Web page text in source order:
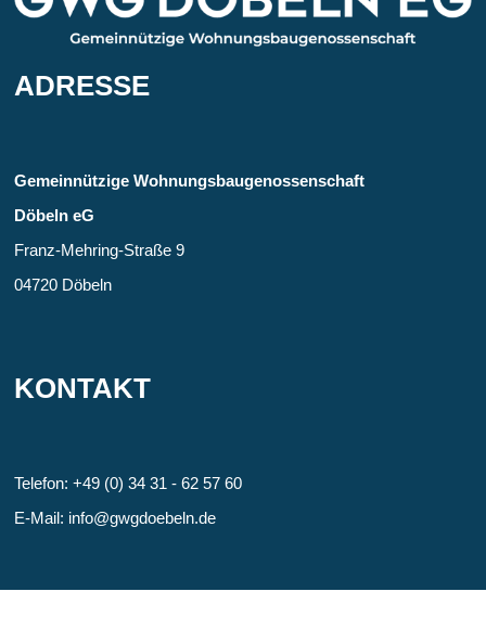
ADRESSE
Gemein­nützige Wohnungs­bau­genossen­schaft
Döbeln eG
Franz-Mehring-Straße 9
04720 Döbeln
KONTAKT
Telefon: +49 (0) 34 31 - 62 57 60
E-Mail: info@gwgdoebeln.de